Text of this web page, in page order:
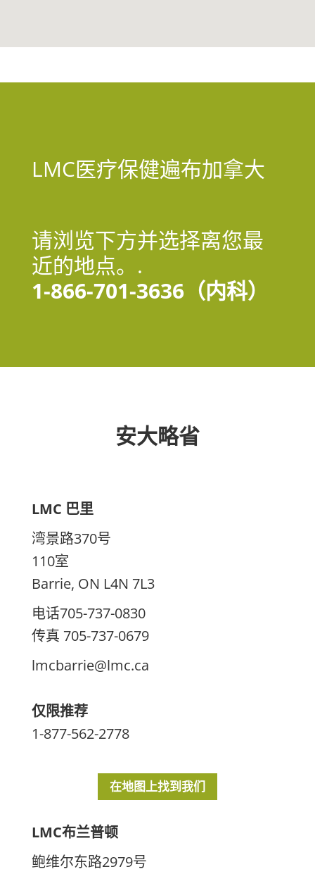
LMC医疗保健遍布加拿大
请浏览下方并选择离您最
近的地点。.
1-866-701-3636（内科）
安大略省
LMC 巴里
湾景路370号
110室
Barrie, ON L4N 7L3
电话705-737-0830
传真 705-737-0679
lmcbarrie@lmc.ca
仅限推荐
1-877-562-2778
在地图上找到我们
LMC布兰普顿
鲍维尔东路2979号